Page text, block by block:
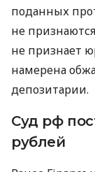
поданных
не
не признает
намерена
депозитарии.
Суд рф
рублей